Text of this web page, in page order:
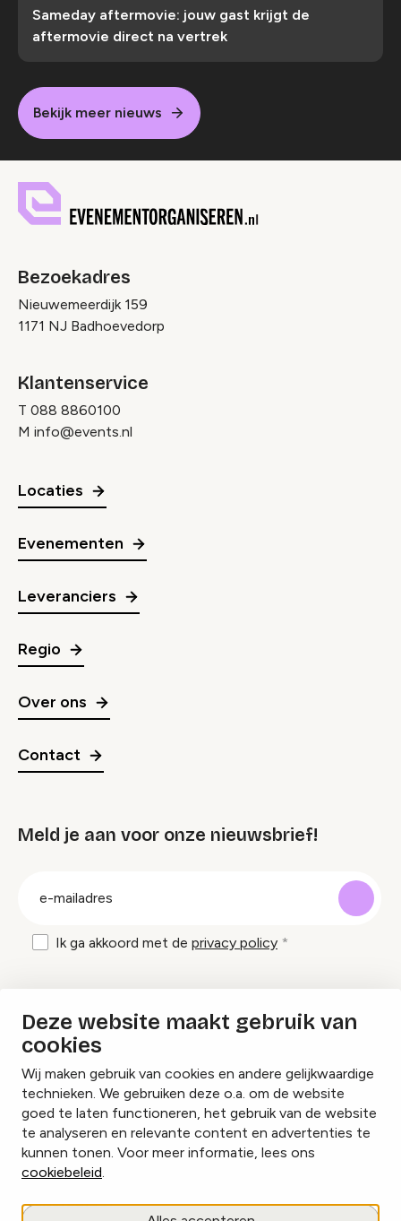
Deze website maakt gebruik van
cookies
Wij maken gebruik van cookies en andere gelijkwaardige
technieken. We gebruiken deze o.a. om de website
goed te laten functioneren, het gebruik van de website
te analyseren en relevante content en advertenties te
kunnen tonen. Voor meer informatie, lees ons
cookiebeleid.
Sameday aftermovie: jouw gast krijgt de
aftermovie direct na vertrek
Bekijk meer nieuws
Bezoekadres
Nieuwemeerdijk 159
1171 NJ Badhoevedorp
Klantenservice
T 088 8860100
M info@events.nl
Locaties
Evenementen
Leveranciers
Regio
Over ons
Contact
Meld je aan voor onze nieuwsbrief!
Ik ga akkoord met de privacy policy
Inspiratie en tips om evenementen te
organiseren?
Lees onze inspiratieblogs
Cookies beheren